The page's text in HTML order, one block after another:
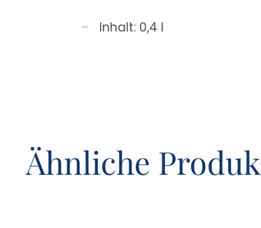
Inhalt: 0,4 l
Ähnliche